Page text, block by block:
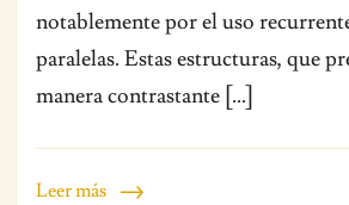
notablemente por el uso
paralelas. Estas estructuras, que
manera contrastante […]
Leer más